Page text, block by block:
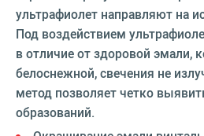
ультрафиолет направляют на
Под воздействием
в отличие от здоровой эмали,
белоснежной, свечения не
метод позволяет четко
образований.